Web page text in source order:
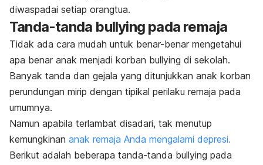
diwaspadai setiap orangtua.
Tanda-tanda bullying pada remaja
Tidak ada cara mudah untuk benar-benar mengetahui
apa benar anak menjadi korban bullying di sekolah.
Banyak tanda dan gejala yang ditunjukkan anak korban
perundungan mirip dengan tipikal perilaku remaja pada
umumnya.
Namun apabila terlambat disadari, tak menutup
kemungkinan anak remaja Anda mengalami depresi.
Berikut adalah beberapa tanda-tanda bullying pada